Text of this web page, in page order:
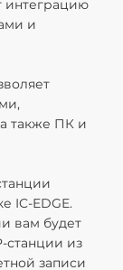
интеграцию
и
также ПК и
IC-EDGE.
вам будет
станции из
записи